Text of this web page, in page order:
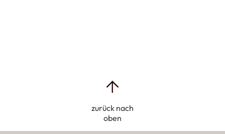
zurück nach
oben